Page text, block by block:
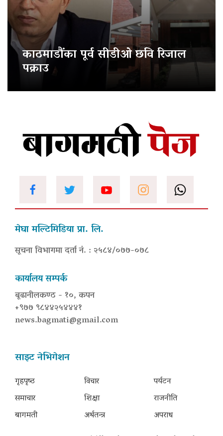
काठमाडौंका पूर्व सीडीओ छवि रिजाल
पक्राउ
मेघा मल्टिमिडिया प्रा. लि.
सूचना विभागमा दर्ता नं. : २५८४/०७७-०७८
कार्यालय सम्पर्क
बूढानीलकण्ठ - १०, कपन
+९७७ ९८४४२५४४४१
news.bagmati@gmail.com
साइट नेभिगेशन
गृहपृष्‍ठ
समाचार
बागमती
विचार
शिक्षा
अर्थतन्त्र
पर्यटन
राजनीति
अपराध